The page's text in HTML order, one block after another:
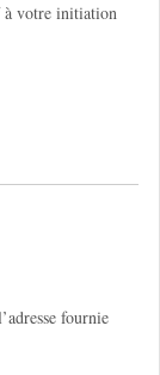
à votre initiation
fournie